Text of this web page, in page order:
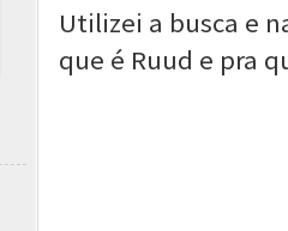
Utilizei a busca e
que é Ruud e pra